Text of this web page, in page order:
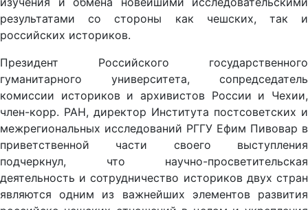
результатами со стороны как чешских, так и
российских историков.
Президент Российского государственного
гуманитарного университета, сопредседатель
комиссии историков и архивистов России и Чехии,
член-корр. РАН, директор Института постсоветских и
межрегиональных исследований РГГУ Ефим Пивовар в
приветственной части своего выступления
подчеркнул, что научно-просветительская
деятельность и сотрудничество историков двух стран
являются одним из важнейших элементов развития